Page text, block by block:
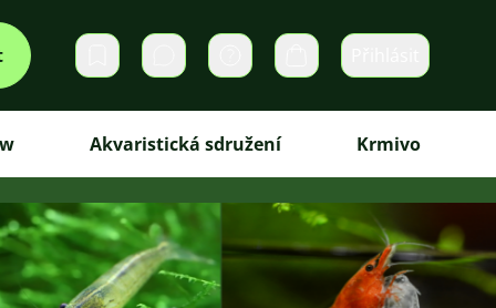
Soukromé zprávy Košík
Akvaristická sdružení Krmivo